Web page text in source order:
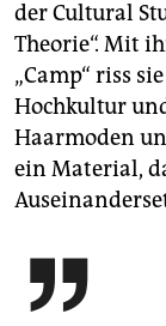
der Cultural
Theorie“. Mit
„Camp“ riss
Hochkultur
Haarmoden
ein Material,
